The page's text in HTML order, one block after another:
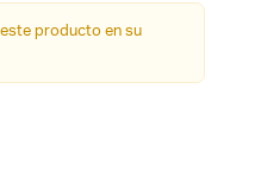
producto en su